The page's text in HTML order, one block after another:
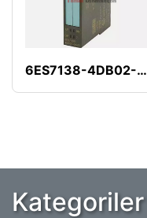
6ES7138-4DB02-0AB0
Kategoriler